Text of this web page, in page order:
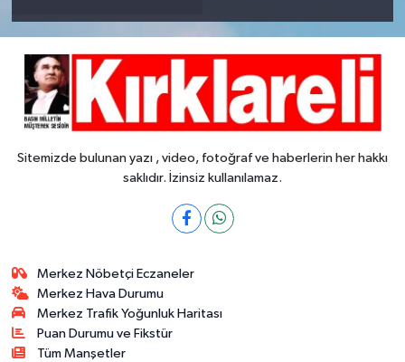
Sitemizde bulunan yazı , video, fotoğraf ve haberlerin her hakkı
saklıdır. İzinsiz kullanılamaz.
Merkez Nöbetçi Eczaneler
Merkez Hava Durumu
Merkez Trafik Yoğunluk Haritası
Puan Durumu ve Fikstür
Tüm Manşetler